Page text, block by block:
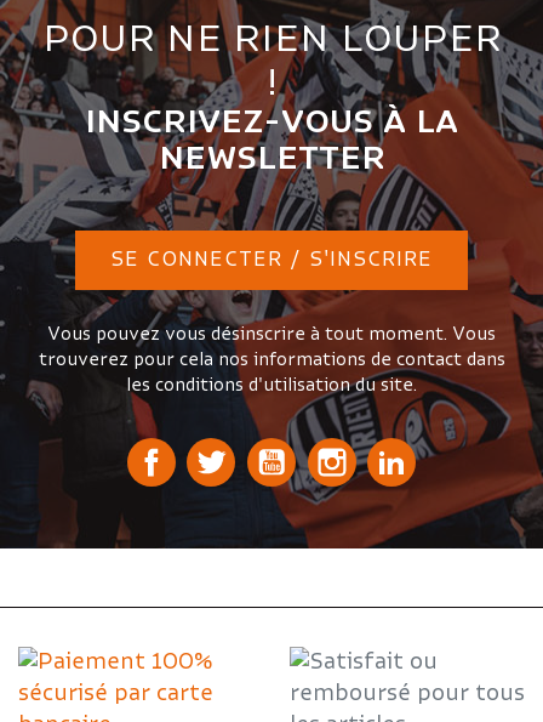
POUR NE RIEN LOUPER
!
INSCRIVEZ-VOUS À LA
NEWSLETTER
SE CONNECTER / S'INSCRIRE
Vous pouvez vous désinscrire à tout moment. Vous
trouverez pour cela nos informations de contact dans
les conditions d'utilisation du site.